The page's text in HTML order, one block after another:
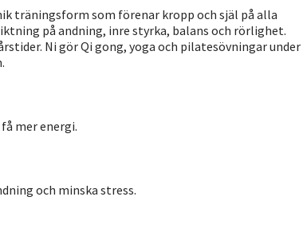
träningsform som förenar kropp och själ på alla
på andning, inre styrka, balans och rörlighet.
Ni gör Qi gong, yoga och pilatesövningar under
mer energi.
och minska stress.